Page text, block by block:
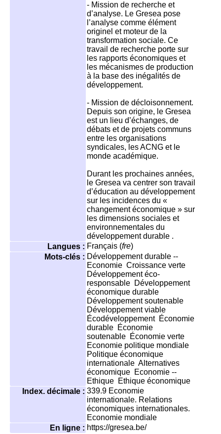
- Mission de recherche et
d’analyse. Le Gresea pose
l’analyse comme élément
originel et moteur de la
transformation sociale. Ce
travail de recherche porte sur
les rapports économiques et
les mécanismes de production
à la base des inégalités de
développement.
- Mission de décloisonnement.
Depuis son origine, le Gresea
est un lieu d’échanges, de
débats et de projets communs
entre les organisations
syndicales, les ACNG et le
monde académique.
Durant les prochaines années,
le Gresea va centrer son travail
d’éducation au développement
sur les incidences du «
changement économique » sur
les dimensions sociales et
environnementales du
développement durable .
Langues : Français (fre)
Mots-clés : Développement durable --
Economie Croissance verte
Développement éco-
responsable Développement
économique durable
Développement soutenable
Développement viable
Écodéveloppement Économie
durable Économie
soutenable Économie verte
Economie politique mondiale
Politique économique
internationale Alternatives
économique Economie --
Ethique Ethique économique
Index. décimale : 339.9 Economie
internationale. Relations
économiques internationales.
Economie mondiale
En ligne : https://gresea.be/